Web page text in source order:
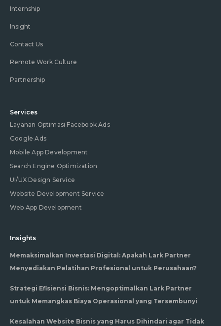
Internship
Insight
Contact Us
Remote Work Culture
Partnership
Services
Layanan Optimasi Facebook Ads
Google Ads
Mobile App Development
Search Engine Optimization
UI/UX Design Service
Website Development Service
Web App Development
Insights
Memaksimalkan Investasi Digital: Apakah Lark Partner
Menyediakan Pelatihan Profesional untuk Perusahaan?
Strategi Efisiensi Bisnis: Mengoptimalkan Lark Partner
untuk Memangkas Biaya Operasional yang Tersembunyi
Kesalahan Website Bisnis yang Harus Dihindari agar Tidak